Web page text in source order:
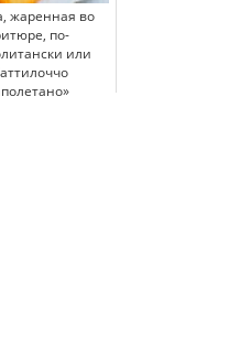
жаренная во
по-
или